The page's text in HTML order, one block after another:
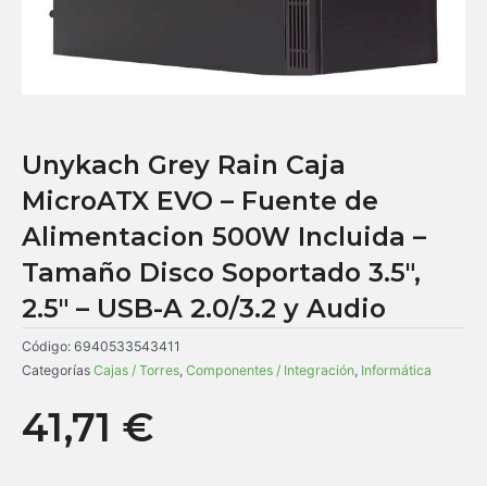
Unykach Grey Rain Caja
MicroATX EVO – Fuente de
Alimentacion 500W Incluida –
Tamaño Disco Soportado 3.5″,
2.5″ – USB-A 2.0/3.2 y Audio
Código: 6940533543411
Categorías Cajas / Torres, Componentes / Integración, Informática
41,71 €